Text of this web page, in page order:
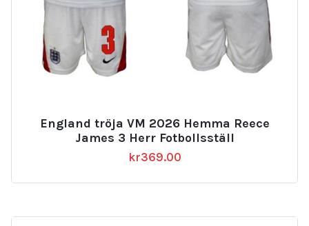
England tröja VM 2026 Hemma Reece
James 3 Herr Fotbollsställ
kr369.00